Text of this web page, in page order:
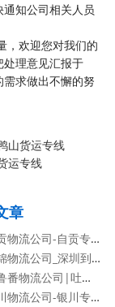
知公司相关人员
，欢迎您对我们的
处理意见汇报于
求做出不懈的努
山货运专线
运专线
章
淄博到自贡物流公司-自贡专线
深圳到盘锦物流公司_深圳到盘锦货运专线
沧州到吐鲁番物流公司|吐鲁番专线
沧州到银川物流公司-银川专线